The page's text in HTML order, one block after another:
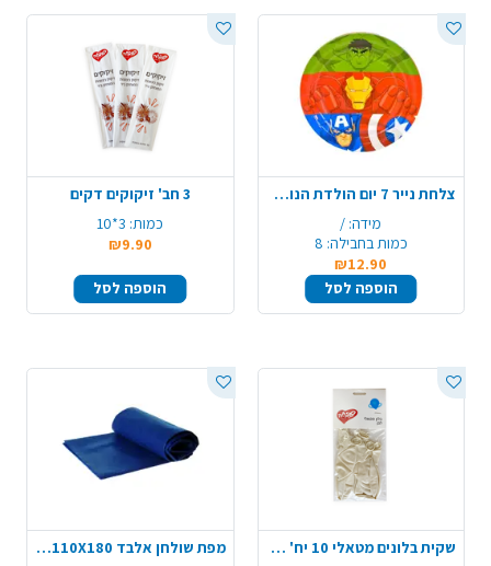
צלחת נייר 7 יום הולדת הנוקמים 8 יח' - צבעוני
מידה: /
כמות בחבילה: 8
₪12.90
הוספה לסל
3 חב' זיקוקים דקים
כמות: 3*10
₪9.90
הוספה לסל
שקית בלונים מטאלי 10 יח' - לבן
מפת שולחן אלבד 110X180 - כחול כהה